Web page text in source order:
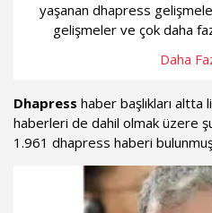
yaşanan dhapress
gelişmeler ve çok daha
Daha
Dhapress haber başlıkları altta
haberleri de dahil olmak üzere
1.961 dhapress haberi